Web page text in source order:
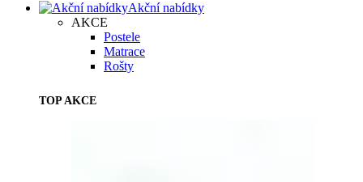
Akční nabídky
AKCE
Postele
Matrace
Rošty
TOP AKCE